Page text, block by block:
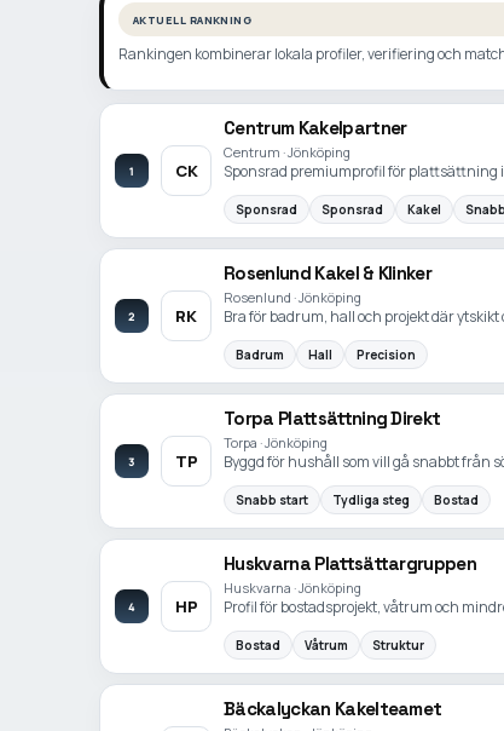
AKTUELL RANKNING
Rankingen kombinerar lokala profiler, verifiering och
1 CK
Centrum Kakelpartner
Centrum · Jönköping
Sponsrad premiumprofil för plattsättning
Sponsrad Sponsrad Kakel
2 RK
Rosenlund Kakel & Klinker
Rosenlund · Jönköping
Bra för badrum, hall och projekt där
Badrum Hall Precision
3 TP
Torpa Plattsättning Direkt
Torpa · Jönköping
Byggd för hushåll som vill gå snabbt från
Snabb start Tydliga steg Bostad
4 HP
Huskvarna Plattsättargruppen
Huskvarna · Jönköping
Profil för bostadsprojekt, våtrum och
Bostad Våtrum Struktur
Bäckalyckan Kakelteamet